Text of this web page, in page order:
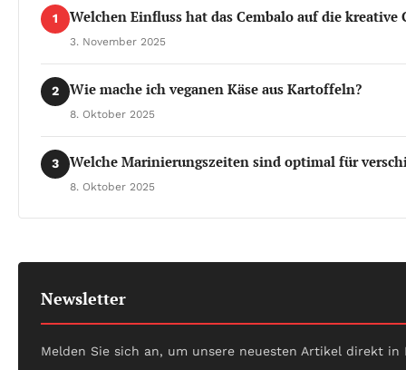
1 Welchen Einfluss hat das Cembalo auf die kreative
3. November 2025
2 Wie mache ich veganen Käse aus Kartoffeln?
8. Oktober 2025
3 Welche Marinierungszeiten sind optimal für
8. Oktober 2025
Newsletter
Melden Sie sich an, um unsere neuesten Artikel direkt